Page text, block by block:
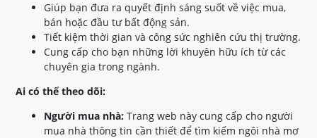
Giúp bạn đưa ra quyết định sáng suốt về việc mua,
bán hoặc đầu tư bất động sản.
Tiết kiệm thời gian và công sức nghiên cứu thị trường.
Cung cấp cho bạn những lời khuyên hữu ích từ các
chuyên gia trong ngành.
Ai có thể theo dõi:
Người mua nhà: Trang web này cung cấp cho người
mua nhà thông tin cần thiết để tìm kiếm ngôi nhà mơ